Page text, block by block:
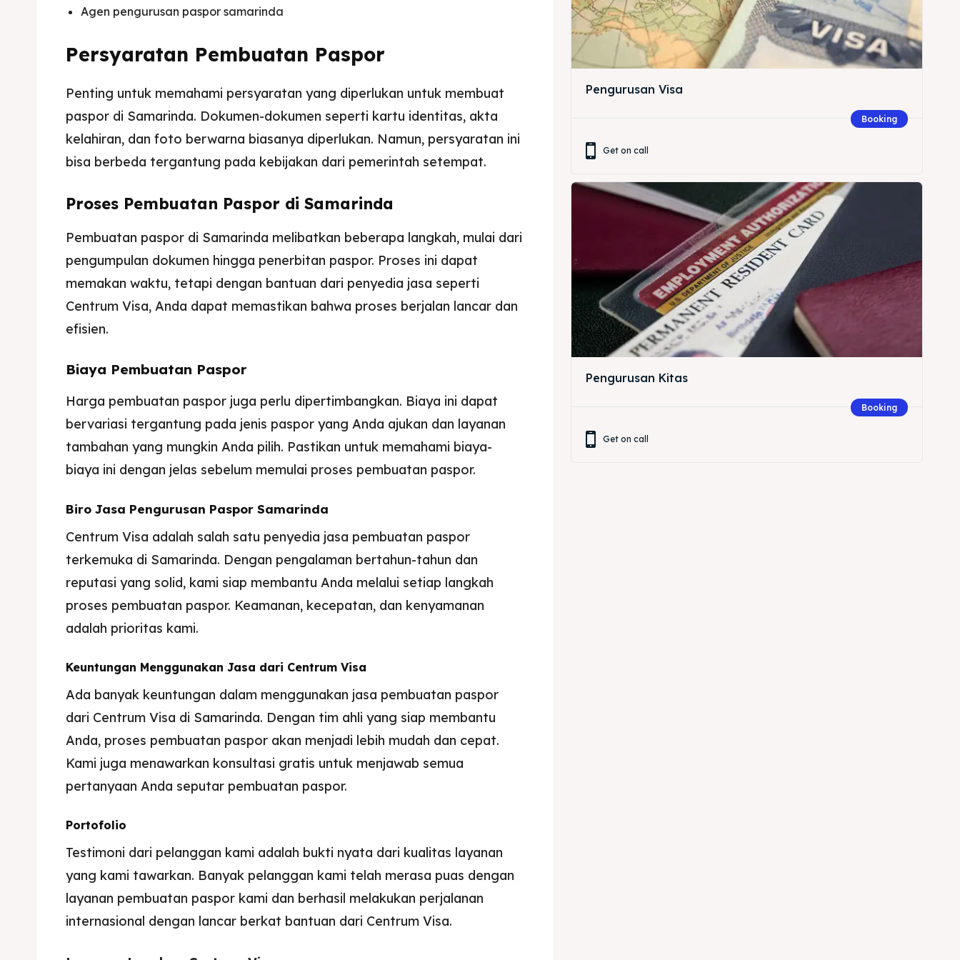
Imta
Legalisir
Penerjemah
Asuransi
Imta
Legalisir
Penerjemah
Asuransi
Agen pengurusan paspor samarinda
Persyaratan Pembuatan Paspor
Penting untuk memahami persyaratan yang diperlukan untuk membuat
paspor di Samarinda. Dokumen-dokumen seperti kartu identitas, akta
kelahiran, dan foto berwarna biasanya diperlukan. Namun, persyaratan ini
bisa berbeda tergantung pada kebijakan dari pemerintah setempat.
Proses Pembuatan Paspor di Samarinda
Pembuatan paspor di Samarinda melibatkan beberapa langkah, mulai dari
pengumpulan dokumen hingga penerbitan paspor. Proses ini dapat
memakan waktu, tetapi dengan bantuan dari penyedia jasa seperti
Centrum Visa, Anda dapat memastikan bahwa proses berjalan lancar dan
efisien.
Biaya Pembuatan Paspor
Harga pembuatan paspor juga perlu dipertimbangkan. Biaya ini dapat
bervariasi tergantung pada jenis paspor yang Anda ajukan dan layanan
tambahan yang mungkin Anda pilih. Pastikan untuk memahami biaya-
biaya ini dengan jelas sebelum memulai proses pembuatan paspor.
Biro Jasa Pengurusan Paspor Samarinda
Centrum Visa adalah salah satu penyedia jasa pembuatan paspor
terkemuka di Samarinda. Dengan pengalaman bertahun-tahun dan
reputasi yang solid, kami siap membantu Anda melalui setiap langkah
proses pembuatan paspor. Keamanan, kecepatan, dan kenyamanan
adalah prioritas kami.
Keuntungan Menggunakan Jasa dari Centrum Visa
Ada banyak keuntungan dalam menggunakan jasa pembuatan paspor
dari Centrum Visa di Samarinda. Dengan tim ahli yang siap membantu
Anda, proses pembuatan paspor akan menjadi lebih mudah dan cepat.
Kami juga menawarkan konsultasi gratis untuk menjawab semua
pertanyaan Anda seputar pembuatan paspor.
Portofolio
Testimoni dari pelanggan kami adalah bukti nyata dari kualitas layanan
yang kami tawarkan. Banyak pelanggan kami telah merasa puas dengan
layanan pembuatan paspor kami dan berhasil melakukan perjalanan
internasional dengan lancar berkat bantuan dari Centrum Visa.
Pengurusan Visa
Booking
Get on call
Pengurusan Kitas
Booking
Get on call